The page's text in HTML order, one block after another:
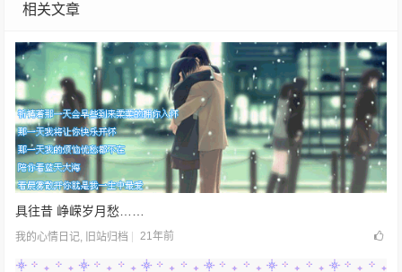
相关文章
具往昔 峥嵘岁月愁……
我的心情日记 旧站归档 21年前